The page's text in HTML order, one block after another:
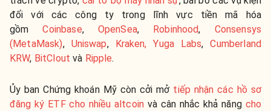
đối với các công ty trong lĩnh vực tiền mã hóa
gồmCoinbase, OpenSea, Robinhood, Consensys
(MetaMask), Uniswap, Kraken, Yuga Labs,Cumberland
KRW, BitClout và Ripple.
Ủy ban Chứng khoán Mỹ còn cởi mở tiếp nhận các hồ sơ
đăng ký ETF cho nhiều altcoin và cân nhắc khả năng cho